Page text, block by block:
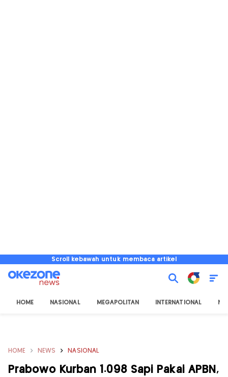
Scroll kebawah untuk membaca artikel
HOME NASIONAL MEGAPOLITAN INTERNATIONAL
HOME NEWS NASIONAL
Prabowo Kurban 1.098 Sapi Pakai APBN,